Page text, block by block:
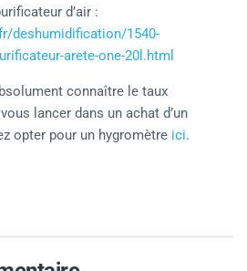
d’air :
deshumidification/1540-
arete-one-20l.html
connaître le taux
lancer dans un achat d’un
opter pour un hygromètre ici.